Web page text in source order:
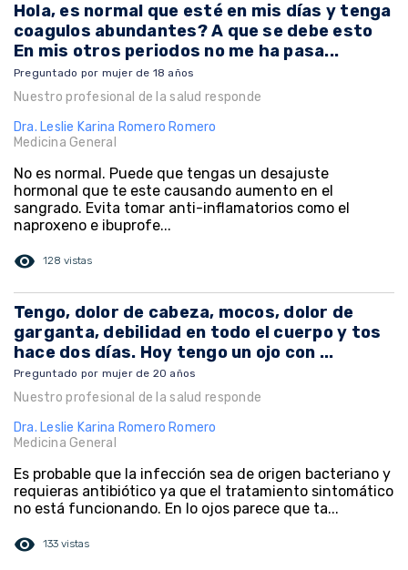
Hola, es normal que esté en mis días y tenga
coagulos abundantes? A que se debe esto
En mis otros periodos no me ha pasa...
Preguntado por mujer de 18 años
Nuestro profesional de la salud responde
Dra. Leslie Karina Romero Romero
Medicina General
No es normal. Puede que tengas un desajuste
hormonal que te este causando aumento en el
sangrado. Evita tomar anti-inflamatorios como el
naproxeno e ibuprofe...
visibility 128 vistas
Tengo, dolor de cabeza, mocos, dolor de
garganta, debilidad en todo el cuerpo y tos
hace dos días. Hoy tengo un ojo con ...
Preguntado por mujer de 20 años
Nuestro profesional de la salud responde
Dra. Leslie Karina Romero Romero
Medicina General
Es probable que la infección sea de origen bacteriano y
requieras antibiótico ya que el tratamiento sintomático
no está funcionando. En lo ojos parece que ta...
visibility 133 vistas